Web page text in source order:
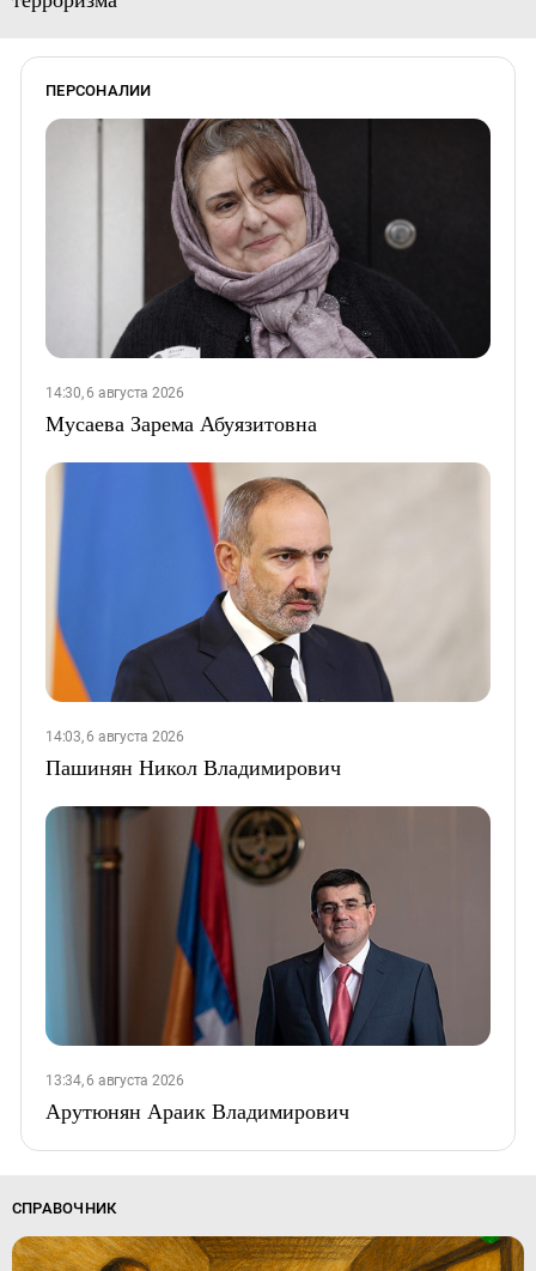
ПЕРСОНАЛИИ
14:30, 6 августа 2026
Мусаева Зарема Абуязитовна
14:03, 6 августа 2026
Пашинян Никол Владимирович
13:34, 6 августа 2026
Арутюнян Араик Владимирович
СПРАВОЧНИК